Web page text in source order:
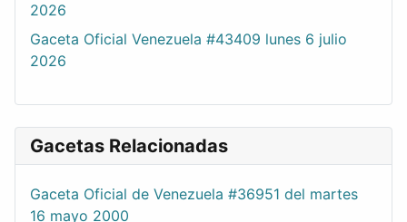
2026
Gaceta Oficial Venezuela #43409 lunes 6 julio
2026
Gacetas Relacionadas
Gaceta Oficial de Venezuela #36951 del martes
16 mayo 2000